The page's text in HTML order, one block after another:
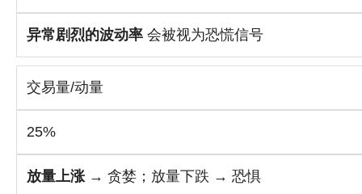
异常剧烈的波动率 会被视为恐慌信号
交易量/动量
25%
放量上涨 → 贪婪；放量下跌 → 恐惧